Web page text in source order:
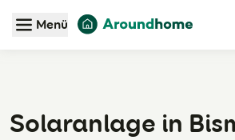
Zum Hauptinhalt
Menü
Solaranlage in